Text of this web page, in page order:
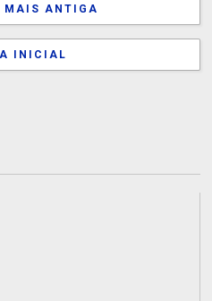
MAIS ANTIGA
INICIAL